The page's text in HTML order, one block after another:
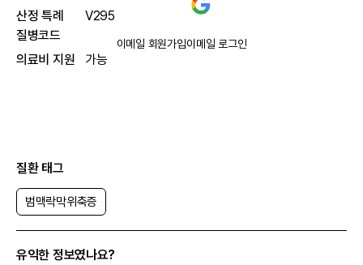
산정 특례
질병코드
V295
의료비 지원 가능
이메일 회원가입이메일 로그인
질환 태그
범맥락막위축증
유익한 정보였나요?